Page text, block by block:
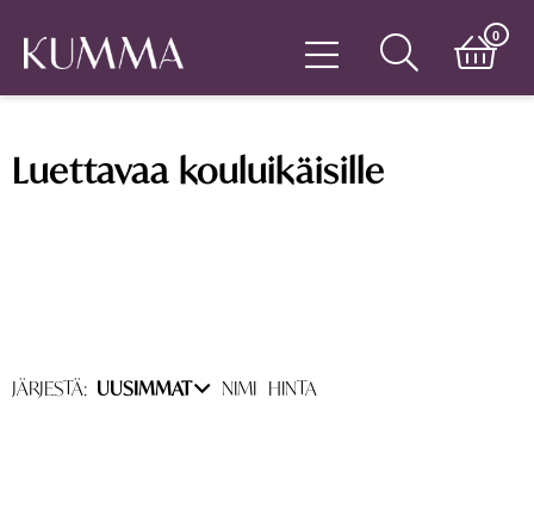
0
Luettavaa kouluikäisille
JÄRJESTÄ: UUSIMMAT NIMI HINTA